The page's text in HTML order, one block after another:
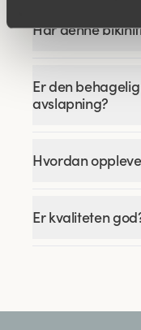
Har denne
Er den
avslapning?
Hvordan
Er kvaliteten